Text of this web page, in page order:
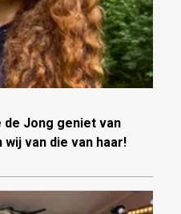
Jong geniet van
van die van haar!